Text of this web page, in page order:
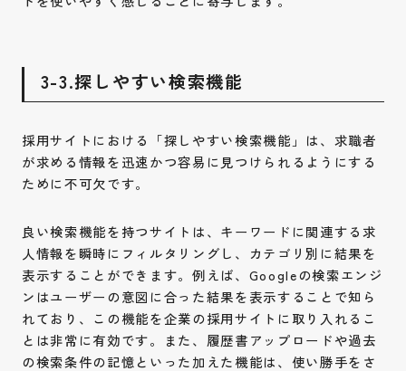
3-3.探しやすい検索機能
採用サイトにおける「探しやすい検索機能」は、求職者
が求める情報を迅速かつ容易に見つけられるようにする
ために不可欠です。
良い検索機能を持つサイトは、キーワードに関連する求
人情報を瞬時にフィルタリングし、カテゴリ別に結果を
表示することができます。例えば、Googleの検索エンジ
ンはユーザーの意図に合った結果を表示することで知ら
れており、この機能を企業の採用サイトに取り入れるこ
とは非常に有効です。また、履歴書アップロードや過去
の検索条件の記憶といった加えた機能は、使い勝手をさ